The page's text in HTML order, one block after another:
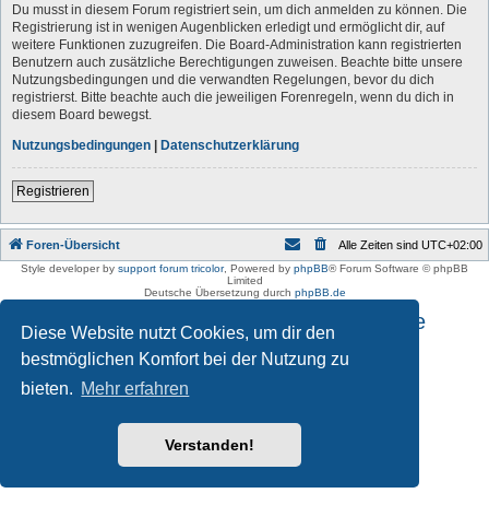
Diese Website nutzt Cookies, um dir den
bestmöglichen Komfort bei der Nutzung zu
bieten. Mehr erfahren
Verstanden!
Du musst in diesem Forum registriert sein, um dich anmelden zu können. Die
Registrierung ist in wenigen Augenblicken erledigt und ermöglicht dir, auf
weitere Funktionen zuzugreifen. Die Board-Administration kann registrierten
Benutzern auch zusätzliche Berechtigungen zuweisen. Beachte bitte unsere
Nutzungsbedingungen und die verwandten Regelungen, bevor du dich
registrierst. Bitte beachte auch die jeweiligen Forenregeln, wenn du dich in
diesem Board bewegst.
Nutzungsbedingungen | Datenschutzerklärung
Registrieren
Foren-Übersicht Alle Zeiten sind UTC+02:00
Style developer by support forum tricolor, Powered by phpBB® Forum Software © phpBB
Limited
Deutsche Übersetzung durch phpBB.de
Impressum und Datenschutzhinweise